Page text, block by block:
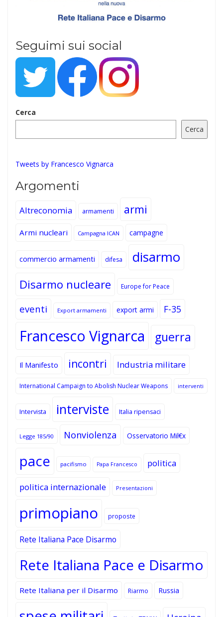
Seguimi sui social
Cerca
Cerca
Tweets by Francesco Vignarca
Argomenti
Altreconomia armamenti armi
Armi nucleari Campagna ICAN campagne
commercio armamenti difesa disarmo
Disarmo nucleare Europe for Peace
eventi Export armamenti export armi F-35
Francesco Vignarca guerra
Il Manifesto incontri Industria militare
International Campaign to Abolish Nuclear Weapons interventi
Intervista interviste Italia ripensaci
Legge 185/90 Nonviolenza Osservatorio Mil€x
pace pacifismo Papa Francesco politica
politica internazionale Presentazioni
primopiano proposte
Rete Italiana Pace Disarmo
Rete Italiana Pace e Disarmo
Rete Italiana per il Disarmo Riarmo Russia